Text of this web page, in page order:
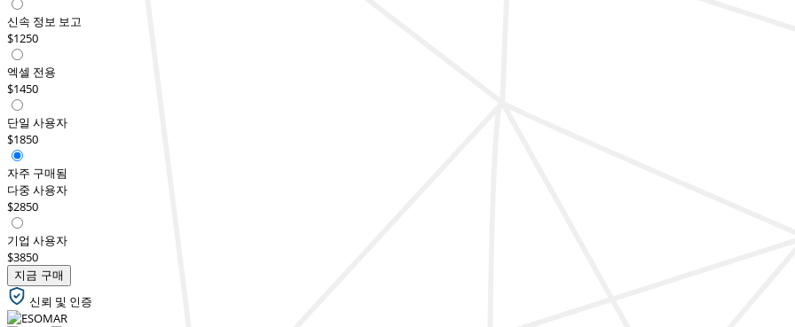
신속 정보 보고
$1250
엑셀 전용
$1450
단일 사용자
$1850
자주 구매됨
다중 사용자
$2850
기업 사용자
$3850
지금 구매
신뢰 및 인증